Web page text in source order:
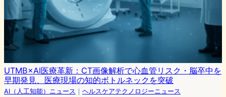
UTMB×AI医療革新：CT画像解析で心血管リスク・脳卒中を
早期発見、医療現場の知的ボトルネックを突破
AI（人工知能）ニュース ｜ ヘルスケアテクノロジーニュース